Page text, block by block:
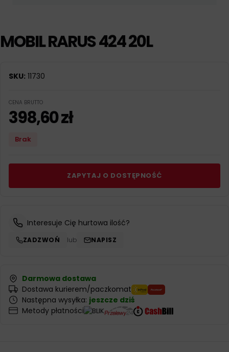
MOBIL RARUS 424 20L
SKU: 11730
CENA BRUTTO
398,60zł
Brak
ZAPYTAJ O DOSTĘPNOŚĆ
Interesuje Cię hurtowa ilość?
ZADZWOŃ lub NAPISZ
Darmowa dostawa
Dostawa kurierem/paczkomat
Następna wysyłka: jeszcze dziś
Metody płatności